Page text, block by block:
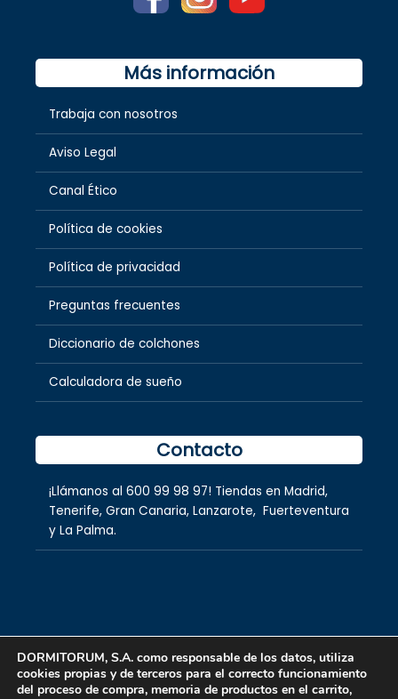
Más información
Trabaja con nosotros
Aviso Legal
Canal Ético
Política de cookies
Política de privacidad
Preguntas frecuentes
Diccionario de colchones
Calculadora de sueño
Contacto
¡Llámanos al 600 99 98 97! Tiendas en Madrid,
Tenerife, Gran Canaria, Lanzarote, Fuerteventura
y La Palma.
Copyright © 2026 dormitorum S.A.
DORMITORUM, S.A. como responsable de los datos, utiliza
cookies propias y de terceros para el correcto funcionamiento
del proceso de compra, memoria de productos en el carrito,